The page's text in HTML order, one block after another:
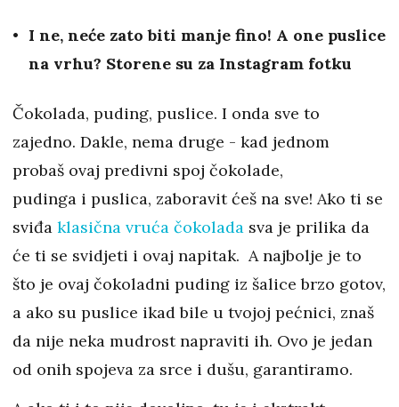
I ne, neće zato biti manje fino! A one puslice
na vrhu? Storene su za Instagram fotku
Čokolada, puding, puslice. I onda sve to
zajedno. Dakle, nema druge - kad jednom
probaš ovaj predivni spoj čokolade,
pudinga i puslica, zaboravit ćeš na sve! Ako ti se
sviđa klasična vruća čokolada sva je prilika da
će ti se svidjeti i ovaj napitak. A najbolje je to
što je ovaj čokoladni puding iz šalice brzo gotov,
a ako su puslice ikad bile u tvojoj pećnici, znaš
da nije neka mudrost napraviti ih. Ovo je jedan
od onih spojeva za srce i dušu, garantiramo.